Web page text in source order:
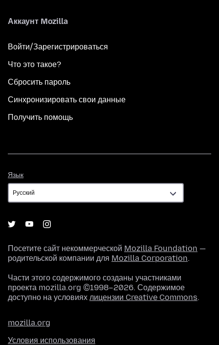
Аккаунт Mozilla
Войти/Зарегистрироваться
Что это такое?
Сбросить пароль
Синхронизировать свои данные
Получить помощь
Язык
Посетите сайт некоммерческой Mozilla Foundation —
родительской компании для Mozilla Corporation.
Части этого содержимого созданы участниками
проекта mozilla.org ©1998–2026. Содержимое
доступно на условиях лицензии Creative Commons.
mozilla.org
Условия использования